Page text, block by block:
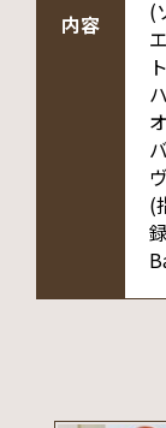
内容
(
(